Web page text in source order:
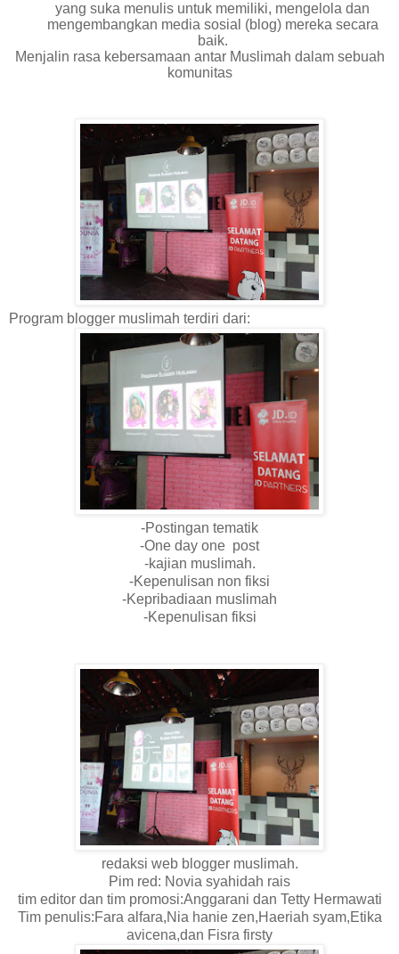
yang suka menulis untuk memiliki, mengelola dan
mengembangkan media sosial (blog) mereka secara
baik.
Menjalin rasa kebersamaan antar Muslimah dalam sebuah
komunitas
Program blogger muslimah terdiri dari:
-Postingan tematik
-One day one post
-kajian muslimah.
-Kepenulisan non fiksi
-Kepribadiaan muslimah
-Kepenulisan fiksi
redaksi web blogger muslimah.
Pim red: Novia syahidah rais
tim editor dan tim promosi:Anggarani dan Tetty Hermawati
Tim penulis:Fara alfara,Nia hanie zen,Haeriah syam,Etika
avicena,dan Fisra firsty